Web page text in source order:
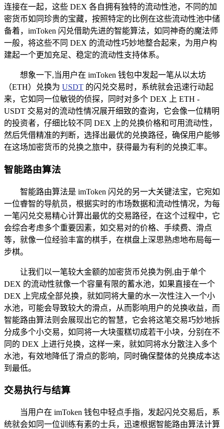
连接在一起，这些 DEX 各自拥有独特的流动性池，不同的加
密货币如同珍贵的宝藏，按照特定的比例在这些流动性池中储
备着，imToken 闪兑借助先进的智能算法，如同神奇的魔法师
一般，将这些不同 DEX 的流动性巧妙地整合起来，为用户构
建起一个更加充足、稳定的流动性支持体系。
想象一下,当用户在 imToken 钱包中发起一笔从以太坊
（ETH）兑换为 USDT 的闪兑交易时，系统就会迅速行动起
来，它如同一位敏锐的侦探，同时对多个 DEX 上 ETH -
USDT 交易对的流动性情况展开细致的查询，它会像一位精明
的投资者，仔细比较不同 DEX 上的兑换价格和可用流动性，
然后凭借精准的判断，选择出最优的兑换路径，确保用户能够
在这场加密货币的兑换之旅中，获得最为有利的兑换汇率。
智能路由算法
智能路由算法是 imToken 闪兑的另一大关键法宝，它宛如
一位睿智的导航员，根据实时的市场数据和流动性情况，为每
一笔闪兑交易精心计算出最优的交易路径，在这个过程中，它
会综合考虑多个重要因素，如交易对的价格、手续费、滑点
等，就像一位经验丰富的棋手，在棋盘上深思熟虑地布局每一
步棋。
让我们以一笔较大金额的加密货币兑换为例,由于单个
DEX 的流动性就像一个容量有限的蓄水池，如果直接在一个
DEX 上完成全部兑换，就如同将大量的水一次性注入一个小
水池，可能会导致较大的滑点，从而影响用户的兑换收益，而
智能路由算法则会展现出它的智慧，它会将这笔交易巧妙地拆
分成多个小交易，如同将一大块蛋糕切成若干小块，分别在不
同的 DEX 上进行兑换，这样一来，就如同将水分散注入多个
水池，有效地降低了滑点的影响，同时确保整体的兑换成本达
到最低。
交易执行与结算
当用户在 imToken 钱包中轻点手指，发起闪兑交易后，系
统就会如同一位训练有素的士兵，迅速根据智能路由算法计算